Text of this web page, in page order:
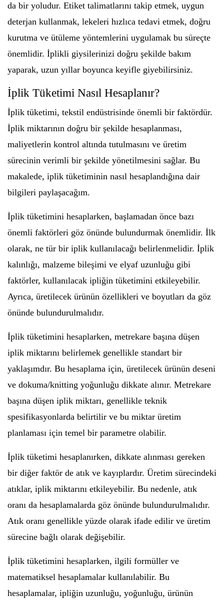
da bir yoludur. Etiket talimatlarını takip etmek, uygun
deterjan kullanmak, lekeleri hızlıca tedavi etmek, doğru
kurutma ve ütüleme yöntemlerini uygulamak bu süreçte
önemlidir. İplikli giysilerinizi doğru şekilde bakım
yaparak, uzun yıllar boyunca keyifle giyebilirsiniz.
İplik Tüketimi Nasıl Hesaplanır?
İplik tüketimi, tekstil endüstrisinde önemli bir faktördür.
İplik miktarının doğru bir şekilde hesaplanması,
maliyetlerin kontrol altında tutulmasını ve üretim
sürecinin verimli bir şekilde yönetilmesini sağlar. Bu
makalede, iplik tüketiminin nasıl hesaplandığına dair
bilgileri paylaşacağım.
İplik tüketimini hesaplarken, başlamadan önce bazı
önemli faktörleri göz önünde bulundurmak önemlidir. İlk
olarak, ne tür bir iplik kullanılacağı belirlenmelidir. İplik
kalınlığı, malzeme bileşimi ve elyaf uzunluğu gibi
faktörler, kullanılacak ipliğin tüketimini etkileyebilir.
Ayrıca, üretilecek ürünün özellikleri ve boyutları da göz
önünde bulundurulmalıdır.
İplik tüketimini hesaplarken, metrekare başına düşen
iplik miktarını belirlemek genellikle standart bir
yaklaşımdır. Bu hesaplama için, üretilecek ürünün deseni
ve dokuma/knitting yoğunluğu dikkate alınır. Metrekare
başına düşen iplik miktarı, genellikle teknik
spesifikasyonlarda belirtilir ve bu miktar üretim
planlaması için temel bir parametre olabilir.
İplik tüketimi hesaplanırken, dikkate alınması gereken
bir diğer faktör de atık ve kayıplardır. Üretim sürecindeki
atıklar, iplik miktarını etkileyebilir. Bu nedenle, atık
oranı da hesaplamalarda göz önünde bulundurulmalıdır.
Atık oranı genellikle yüzde olarak ifade edilir ve üretim
sürecine bağlı olarak değişebilir.
İplik tüketimini hesaplarken, ilgili formüller ve
matematiksel hesaplamalar kullanılabilir. Bu
hesaplamalar, ipliğin uzunluğu, yoğunluğu, ürünün